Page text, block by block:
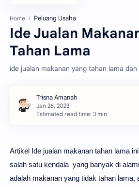
Home Peluang Usaha
Ide Jualan
Tahan Lama
ide jualan makanan yang tahan lama
Estimated read time: 3 min
Artikel Ide jualan makanan tahan lama
salah satu kendala yang banyak di
adalah makanan yang tidak tahan lama,